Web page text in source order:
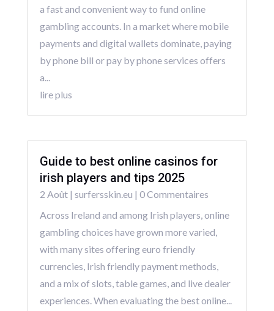
a fast and convenient way to fund online
gambling accounts. In a market where mobile
payments and digital wallets dominate, paying
by phone bill or pay by phone services offers
a...
lire plus
Guide to best online casinos for
irish players and tips 2025
2 Août| surfersskin.eu | 0 Commentaires
Across Ireland and among Irish players, online
gambling choices have grown more varied,
with many sites offering euro friendly
currencies, Irish friendly payment methods,
and a mix of slots, table games, and live dealer
experiences. When evaluating the best online...